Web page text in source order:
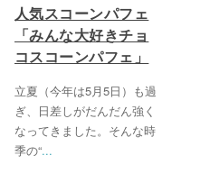
人気スコーンパフェ
「みんな大好きチョ
コスコーンパフェ」
立夏（今年は5月5日）も過
ぎ、日差しがだんだん強く
なってきました。そんな時
季の“...